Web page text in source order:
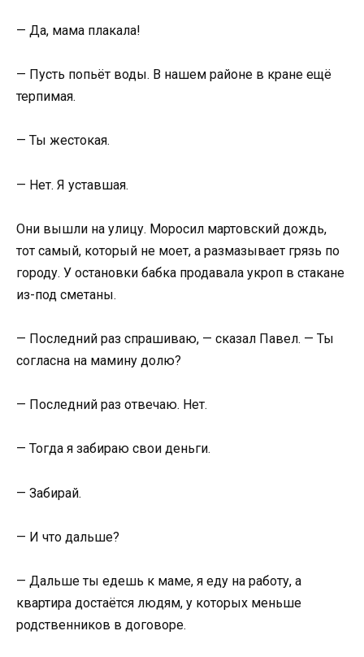
— Да, мама плакала!
— Пусть попьёт воды. В нашем районе в кране ещё
терпимая.
— Ты жестокая.
— Нет. Я уставшая.
Они вышли на улицу. Моросил мартовский дождь,
тот самый, который не моет, а размазывает грязь по
городу. У остановки бабка продавала укроп в стакане
из-под сметаны.
— Последний раз спрашиваю, — сказал Павел. — Ты
согласна на мамину долю?
— Последний раз отвечаю. Нет.
— Тогда я забираю свои деньги.
— Забирай.
— И что дальше?
— Дальше ты едешь к маме, я еду на работу, а
квартира достаётся людям, у которых меньше
родственников в договоре.